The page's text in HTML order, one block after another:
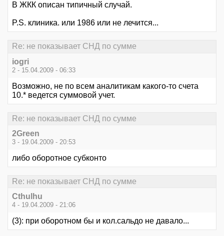
В ЖКК описан типичный случай.
P.S. клиника. или 1986 или не лечится...
Re: не показывает СНД по сумме
iogri
2 - 15.04.2009 - 06:33
Возможно, не по всем аналитикам какого-то счета
10.* ведется суммовой учет.
Re: не показывает СНД по сумме
2Green
3 - 19.04.2009 - 20:53
либо оборотное субконто
Re: не показывает СНД по сумме
Cthulhu
4 - 19.04.2009 - 21:06
(3): при оборотном бы и кол.сальдо не давало...